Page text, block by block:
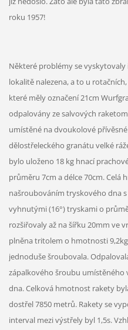
roku 1957!
Některé problémy se vyskytovaly
lokalitě nalezena, a to u
které měly označení 21cm
odpalovány ze salvových
umístěné na dvoukolové
dělostřeleckého granátu velké
bylo uloženo 18 kg hnací
průměru 7cm a délce 70cm. Celá
našroubováním tryskového dna
vyhnutými (16°) tryskami o
rozšiřovaly až na šířku 20mm ve
plněna tritolem o hmotnosti
jednoduše šroubovala.
zápalkového šroubu umístěného
dna. Celková hmotnost rakety
dostřel 7850 metrů. Rakety se
interval mezi výstřely byl 1,5s.